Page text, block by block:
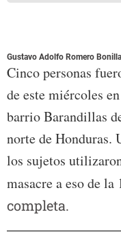
Gustavo Adolfo Romero
Cinco personas
de este miércoles
barrio Barandillas
norte de Honduras.
los sujetos
masacre a eso de la
completa.